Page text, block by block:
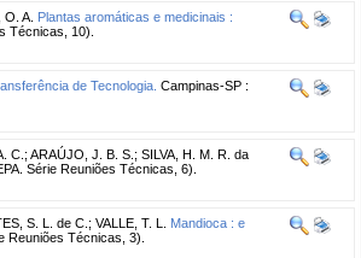
A. Plantas aromáticas e medicinais :
Técnicas, 10).
de Tecnologia. Campinas-SP :
C. ; ARAÚJO, J. B. S. ; SILVA, H. M. R. da
Série Reuniões Técnicas, 6).
S. L. de C. ; VALLE, T. L.
Mandioca : e
Reuniões Técnicas, 3).